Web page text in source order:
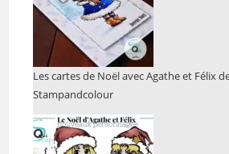
Les cartes de Noël avec Agathe et Félix
Stampandcolour